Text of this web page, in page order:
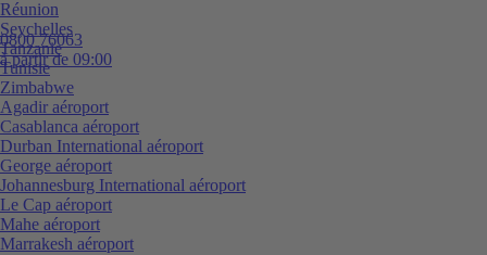
0800 76063
à partir de 09:00
Réunion
Seychelles
Tanzanie
Tunisie
Zimbabwe
Agadir aéroport
Casablanca aéroport
Durban International aéroport
George aéroport
Johannesburg International aéroport
Le Cap aéroport
Mahe aéroport
Marrakesh aéroport